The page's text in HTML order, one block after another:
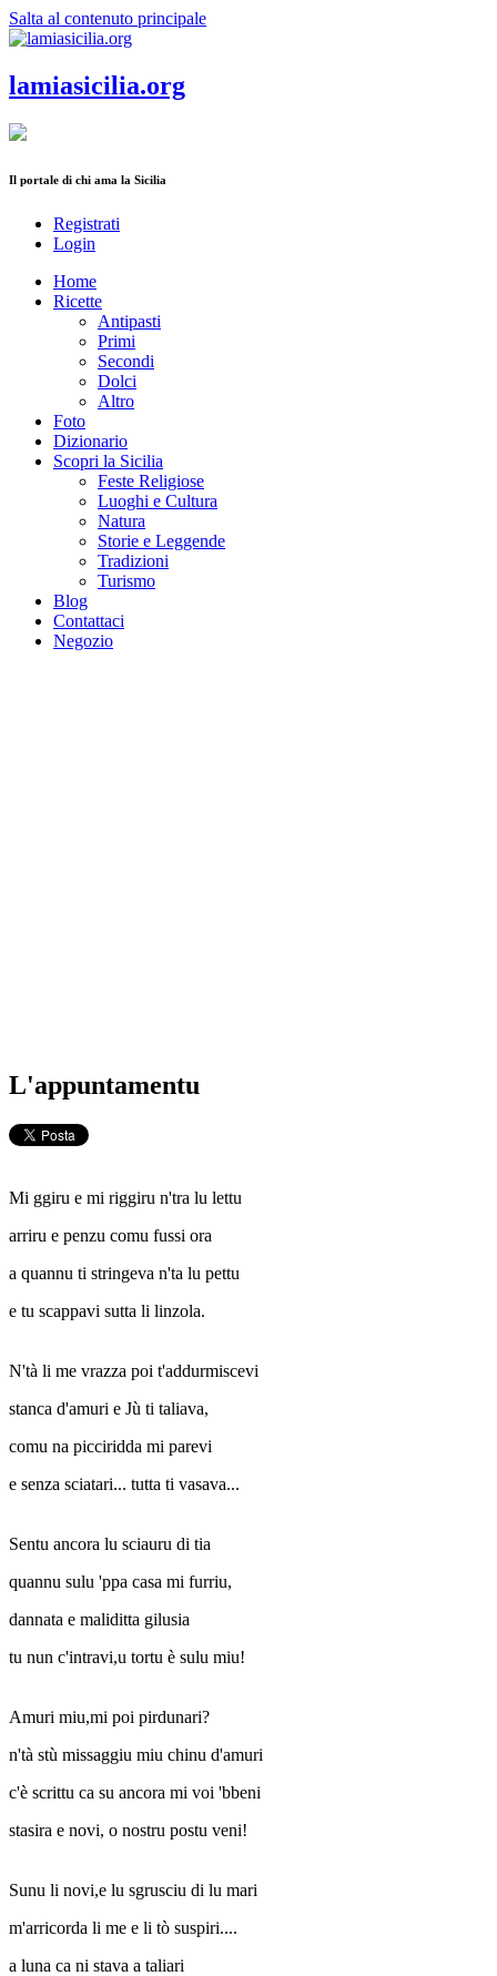
Salta al contenuto principale
lamiasicilia.org
Il portale di chi ama la Sicilia
Registrati
Login
Home
Ricette
Antipasti
Primi
Secondi
Dolci
Altro
Foto
Dizionario
Scopri la Sicilia
Feste Religiose
Luoghi e Cultura
Natura
Storie e Leggende
Tradizioni
Turismo
Blog
Contattaci
Negozio
L'appuntamentu
Mi ggiru e mi riggiru n'tra lu lettu
arriru e penzu comu fussi ora
a quannu ti stringeva n'ta lu pettu
e tu scappavi sutta li linzola.
N'tà li me vrazza poi t'addurmiscevi
stanca d'amuri e Jù ti taliava,
comu na picciridda mi parevi
e senza sciatari... tutta ti vasava...
Sentu ancora lu sciauru di tia
quannu sulu 'ppa casa mi furriu,
dannata e maliditta gilusia
tu nun c'intravi,u tortu è sulu miu!
Amuri miu,mi poi pirdunari?
n'tà stù missaggiu miu chinu d'amuri
c'è scrittu ca su ancora mi voi 'bbeni
stasira e novi, o nostru postu veni!
Sunu li novi,e lu sgrusciu di lu mari
m'arricorda li me e li tò suspiri....
a luna ca ni stava a taliari